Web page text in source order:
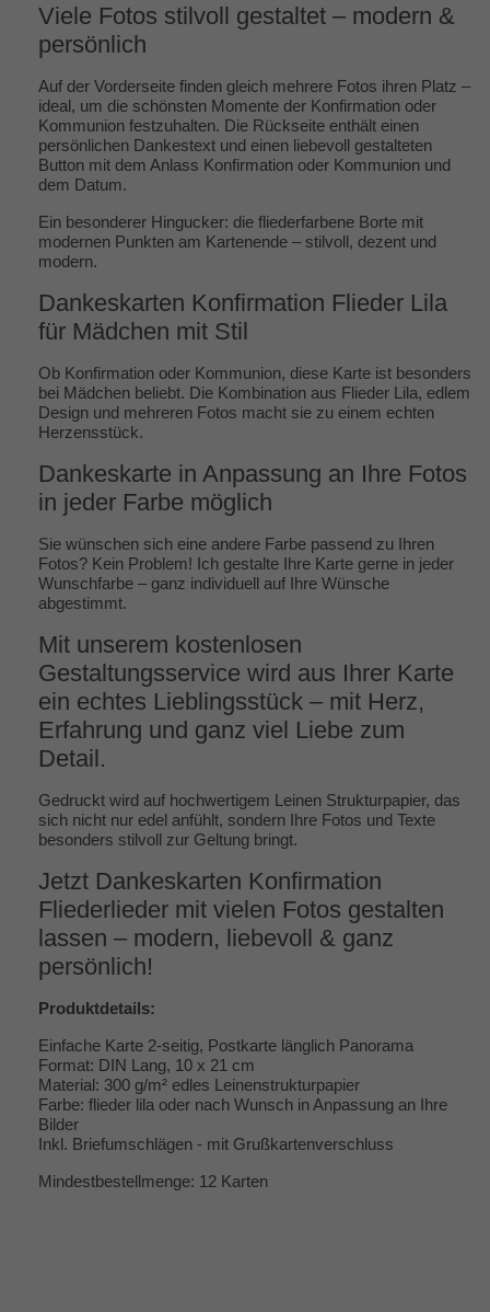
Viele Fotos stilvoll gestaltet – modern &
persönlich
Auf der Vorderseite finden gleich mehrere Fotos ihren Platz –
ideal, um die schönsten Momente der Konfirmation oder
Kommunion festzuhalten. Die Rückseite enthält einen
persönlichen Dankestext und einen liebevoll gestalteten
Button mit dem Anlass Konfirmation oder Kommunion und
dem Datum.
Ein besonderer Hingucker: die fliederfarbene Borte mit
modernen Punkten am Kartenende – stilvoll, dezent und
modern.
Dankeskarten Konfirmation Flieder Lila
für Mädchen mit Stil
Ob Konfirmation oder Kommunion, diese Karte ist besonders
bei Mädchen beliebt. Die Kombination aus Flieder Lila, edlem
Design und mehreren Fotos macht sie zu einem echten
Herzensstück.
Dankeskarte in Anpassung an Ihre Fotos
in jeder Farbe möglich
Sie wünschen sich eine andere Farbe passend zu Ihren
Fotos? Kein Problem! Ich gestalte Ihre Karte gerne in jeder
Wunschfarbe – ganz individuell auf Ihre Wünsche
abgestimmt.
Mit unserem kostenlosen
Gestaltungsservice wird aus Ihrer Karte
ein echtes Lieblingsstück – mit Herz,
Erfahrung und ganz viel Liebe zum
Detail.
Gedruckt wird auf hochwertigem Leinen Strukturpapier, das
sich nicht nur edel anfühlt, sondern Ihre Fotos und Texte
besonders stilvoll zur Geltung bringt.
Jetzt Dankeskarten Konfirmation
Fliederlieder mit vielen Fotos gestalten
lassen – modern, liebevoll & ganz
persönlich!
Produktdetails:
Einfache Karte 2-seitig, Postkarte länglich Panorama
Format: DIN Lang, 10 x 21 cm
Material: 300 g/m² edles Leinenstrukturpapier
Farbe: flieder lila oder nach Wunsch in Anpassung an Ihre
Bilder
Inkl. Briefumschlägen - mit Grußkartenverschluss
Mindestbestellmenge: 12 Karten